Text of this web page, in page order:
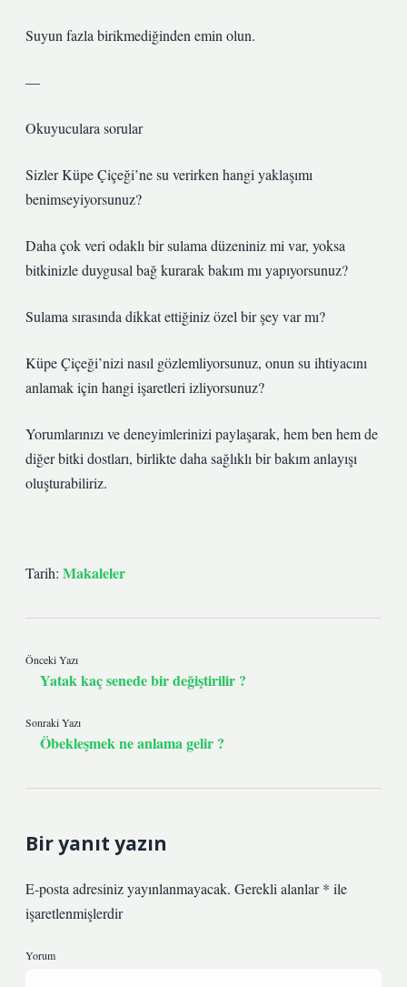
Suyun fazla birikmediğinden emin olun.
—
Okuyuculara sorular
Sizler Küpe Çiçeği’ne su verirken hangi yaklaşımı
benimseyiyorsunuz?
Daha çok veri odaklı bir sulama düzeniniz mi var, yoksa
bitkinizle duygusal bağ kurarak bakım mı yapıyorsunuz?
Sulama sırasında dikkat ettiğiniz özel bir şey var mı?
Küpe Çiçeği’nizi nasıl gözlemliyorsunuz, onun su ihtiyacını
anlamak için hangi işaretleri izliyorsunuz?
Yorumlarınızı ve deneyimlerinizi paylaşarak, hem ben hem de
diğer bitki dostları, birlikte daha sağlıklı bir bakım anlayışı
oluşturabiliriz.
Tarih: Makaleler
Önceki Yazı
Yatak kaç senede bir değiştirilir ?
Sonraki Yazı
Öbekleşmek ne anlama gelir ?
Bir yanıt yazın
E-posta adresiniz yayınlanmayacak. Gerekli alanlar* ile
işaretlenmişlerdir
Yorum